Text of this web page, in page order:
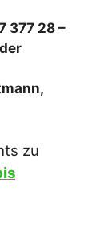
377 28 –
zu